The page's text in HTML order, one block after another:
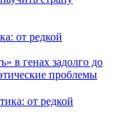
от редкой
в генах задолго до
проблемы